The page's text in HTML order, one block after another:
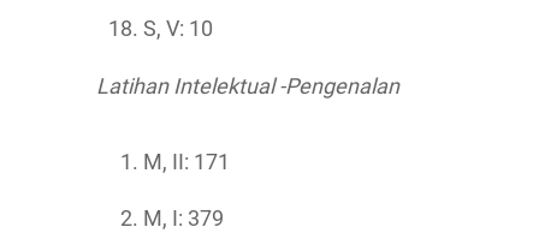
S, V: 10
Latihan Intelektual -Pengenalan
M, II: 171
M, I: 379